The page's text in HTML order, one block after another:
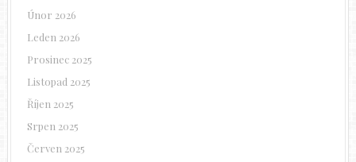
Únor 2026
Leden 2026
Prosinec 2025
Listopad 2025
Říjen 2025
Srpen 2025
Červen 2025